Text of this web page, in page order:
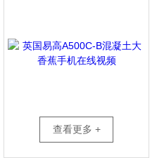
查看更多 +